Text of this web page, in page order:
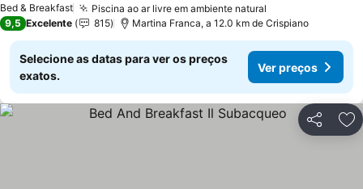
Bed & Breakfast Piscina ao ar livre em ambiente natural
9,5 Excelente 815 Martina Franca, a 12.0 km de Crispiano
Selecione as datas para ver os preços
exatos.
Ver preços
Partilhar